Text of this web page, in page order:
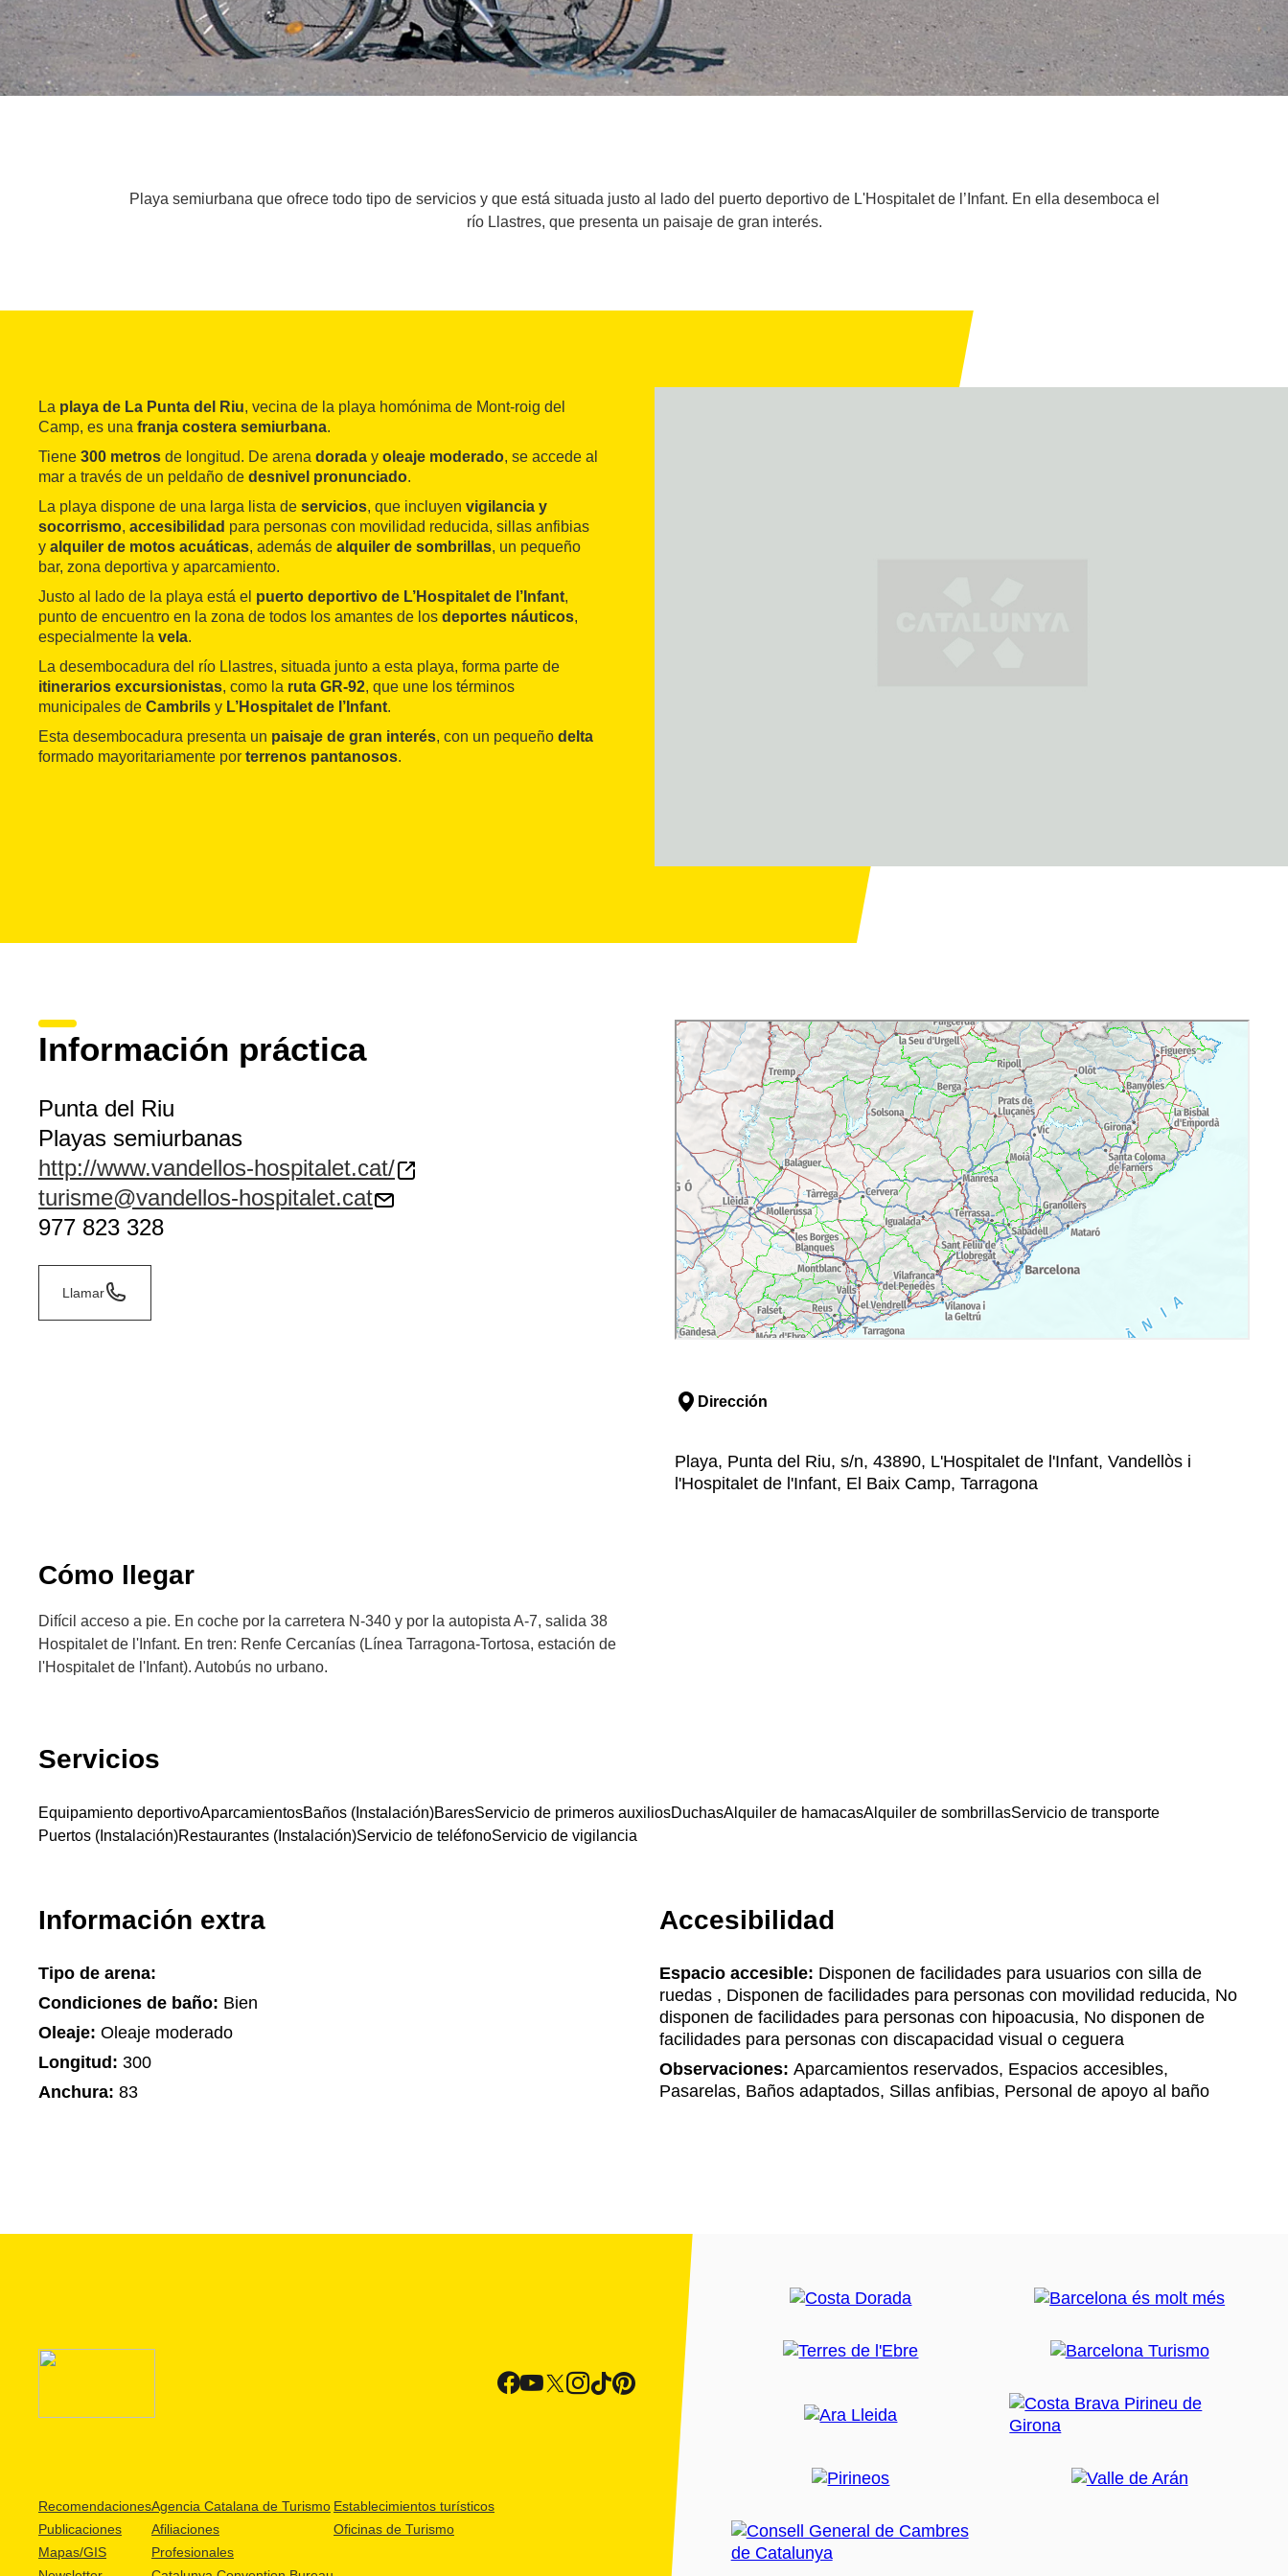
Playa semiurbana que ofrece todo tipo de servicios y que está situada justo al lado del puerto deportivo de L'Hospitalet de l’Infant. En ella desemboca el
río Llastres, que presenta un paisaje de gran interés.
La playa de La Punta del Riu, vecina de la playa homónima de Mont-roig del
Camp, es una franja costera semiurbana.
Tiene 300 metros de longitud. De arena dorada y oleaje moderado, se accede al
mar a través de un peldaño de desnivel pronunciado.
La playa dispone de una larga lista de servicios, que incluyen vigilancia y
socorrismo, accesibilidad para personas con movilidad reducida, sillas anfibias
y alquiler de motos acuáticas, además de alquiler de sombrillas, un pequeño
bar, zona deportiva y aparcamiento.
Justo al lado de la playa está el puerto deportivo de L’Hospitalet de l’Infant,
punto de encuentro en la zona de todos los amantes de los deportes náuticos,
especialmente la vela.
La desembocadura del río Llastres, situada junto a esta playa, forma parte de
itinerarios excursionistas, como la ruta GR-92, que une los términos
municipales de Cambrils y L’Hospitalet de l’Infant.
Esta desembocadura presenta un paisaje de gran interés, con un pequeño delta
formado mayoritariamente por terrenos pantanosos.
Información práctica
Punta del Riu
Playas semiurbanas
http://www.vandellos-hospitalet.cat/
turisme@vandellos-hospitalet.cat
977 823 328
Llamar
Dirección
Playa, Punta del Riu, s/n, 43890, L'Hospitalet de l'Infant, Vandellòs i
l'Hospitalet de l'Infant, El Baix Camp, Tarragona
Cómo llegar
Difícil acceso a pie. En coche por la carretera N-340 y por la autopista A-7, salida 38
Hospitalet de l'Infant. En tren: Renfe Cercanías (Línea Tarragona-Tortosa, estación de
l'Hospitalet de l'Infant). Autobús no urbano.
Servicios
Equipamiento deportivoAparcamientosBaños (Instalación)BaresServicio de primeros auxiliosDuchasAlquiler de hamacasAlquiler de sombrillasServicio de transporte
Puertos (Instalación)Restaurantes (Instalación)Servicio de teléfonoServicio de vigilancia
Información extra
Tipo de arena:
Condiciones de baño: Bien
Oleaje: Oleaje moderado
Longitud: 300
Anchura: 83
Accesibilidad
Espacio accesible: Disponen de facilidades para usuarios con silla de
ruedas , Disponen de facilidades para personas con movilidad reducida, No
disponen de facilidades para personas con hipoacusia, No disponen de
facilidades para personas con discapacidad visual o ceguera
Observaciones: Aparcamientos reservados, Espacios accesibles,
Pasarelas, Baños adaptados, Sillas anfibias, Personal de apoyo al baño
Recomendaciones
Publicaciones
Mapas/GIS
Agencia Catalana de Turismo
Afiliaciones
Profesionales
Establecimientos turísticos
Oficinas de Turismo